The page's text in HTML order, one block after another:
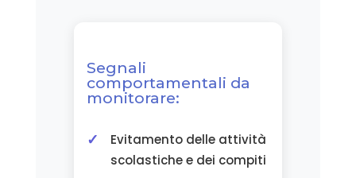
Segnali
comportamentali da
monitorare:
Evitamento delle attività
scolastiche e dei compiti